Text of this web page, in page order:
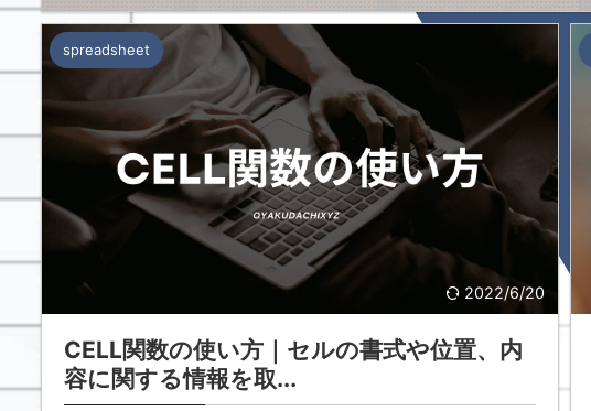
2022/6/20
spreadsheet
CELL関数の使い方｜セルの書式や位置、内
容に関する情報を取...